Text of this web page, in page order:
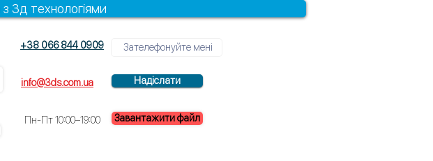
3д технологіями
+38 066 844 0909
info@3ds.com.ua Надіслати
Пн-Пт 10:00–19:00 Завантажити файл